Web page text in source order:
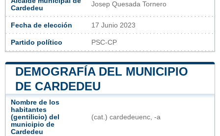
Cardedeu
Josep Quesada Tornero
Fecha de elección 17 Junio 2023
Partido político PSC-CP
DEMOGRAFÍA DEL MUNICIPIO
DE CARDEDEU
Nombre de los
habitantes
(gentilicio) del
municipio de
Cardedeu
(cat.) cardedeuenc, -a